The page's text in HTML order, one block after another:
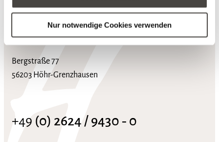
Nur notwendige Cookies verwenden
Hotel Heinz
Bergstraße 77
56203 Höhr-Grenzhausen
+49 (0) 2624 / 9430 ‑ 0